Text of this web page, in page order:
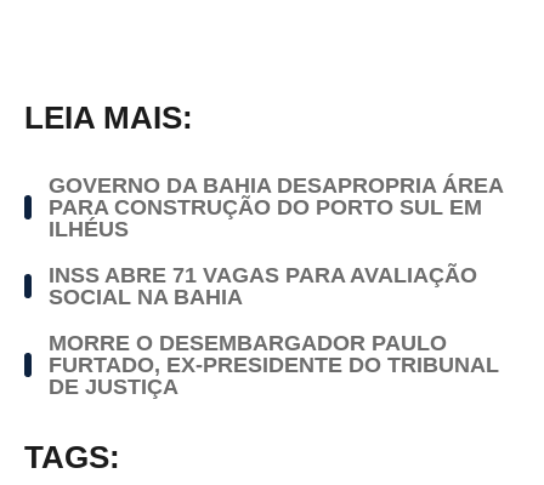
LEIA MAIS:
GOVERNO DA BAHIA DESAPROPRIA ÁREA
PARA CONSTRUÇÃO DO PORTO SUL EM
ILHÉUS
INSS ABRE 71 VAGAS PARA AVALIAÇÃO
SOCIAL NA BAHIA
MORRE O DESEMBARGADOR PAULO
FURTADO, EX-PRESIDENTE DO TRIBUNAL
DE JUSTIÇA
TAGS: